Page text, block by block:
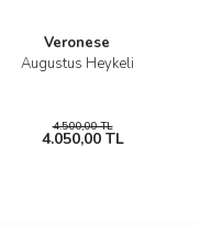
Veronese
Augustus Heykeli
4.500,00 TL
4.050,00 TL